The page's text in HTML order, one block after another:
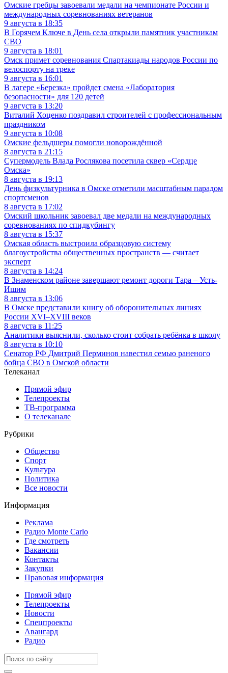
Омские гребцы завоевали медали на чемпионате России и
международных соревнованиях ветеранов
9 августа в 18:35
В Горячем Ключе в День села открыли памятник участникам
СВО
9 августа в 18:01
Омск примет соревнования Спартакиады народов России по
велоспорту на треке
9 августа в 16:01
В лагере «Березка» пройдет смена «Лаборатория
безопасности» для 120 детей
9 августа в 13:20
Виталий Хоценко поздравил строителей с профессиональным
праздником
9 августа в 10:08
Омские фельдшеры помогли новорождённой
8 августа в 21:15
Супермодель Влада Рослякова посетила сквер «Сердце
Омска»
8 августа в 19:13
День физкультурника в Омске отметили масштабным парадом
спортсменов
8 августа в 17:02
Омский школьник завоевал две медали на международных
соревнованиях по спидкубингу
8 августа в 15:37
Омская область выстроила образцовую систему
благоустройства общественных пространств — считает
эксперт
8 августа в 14:24
В Знаменском районе завершают ремонт дороги Тара – Усть-
Ишим
8 августа в 13:06
В Омске представили книгу об оборонительных линиях
России XVI–XVIII веков
8 августа в 11:25
Аналитики выяснили, сколько стоит собрать ребёнка в школу
8 августа в 10:10
Сенатор РФ Дмитрий Перминов навестил семью раненого
бойца СВО в Омской области
Телеканал
Прямой эфир
Телепроекты
ТВ-программа
О телеканале
Рубрики
Общество
Спорт
Культура
Политика
Все новости
Информация
Реклама
Радио Monte Carlo
Где смотреть
Вакансии
Контакты
Закупки
Правовая информация
Прямой эфир
Телепроекты
Новости
Спецпроекты
Авангард
Радио